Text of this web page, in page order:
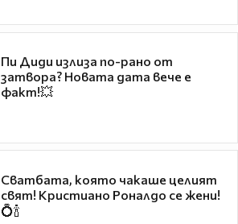
Пи Диди излиза по-рано от
затвора? Новата дата вече е
факт!💥
Сватбата, която чакаше целият
свят! Кристиано Роналдо се жени!
💍🍾